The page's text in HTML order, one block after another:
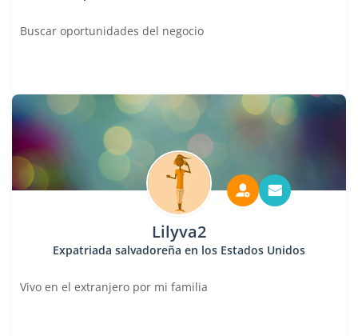
Buscar oportunidades del negocio
Lilyva2
Expatriada salvadoreña en los Estados Unidos
Vivo en el extranjero por mi familia